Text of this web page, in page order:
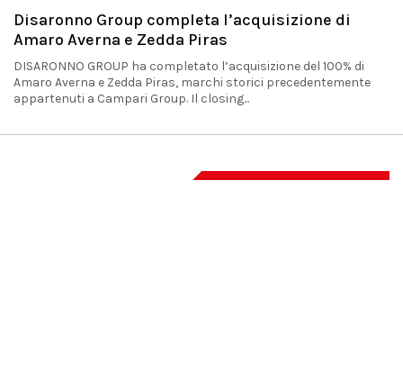
Disaronno Group completa l’acquisizione di
Amaro Averna e Zedda Piras
DISARONNO GROUP ha completato l’acquisizione del 100% di
Amaro Averna e Zedda Piras, marchi storici precedentemente
appartenuti a Campari Group. Il closing...